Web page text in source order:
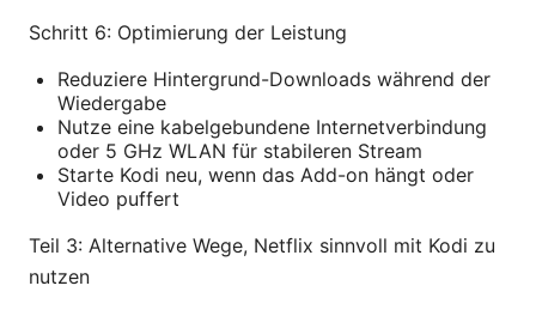
Schritt 6: Optimierung der Leistung
Reduziere Hintergrund-Downloads während der
Wiedergabe
Nutze eine kabelgebundene Internetverbindung
oder 5 GHz WLAN für stabileren Stream
Starte Kodi neu, wenn das Add-on hängt oder
Video puffert
Teil 3: Alternative Wege, Netflix sinnvoll mit Kodi zu
nutzen